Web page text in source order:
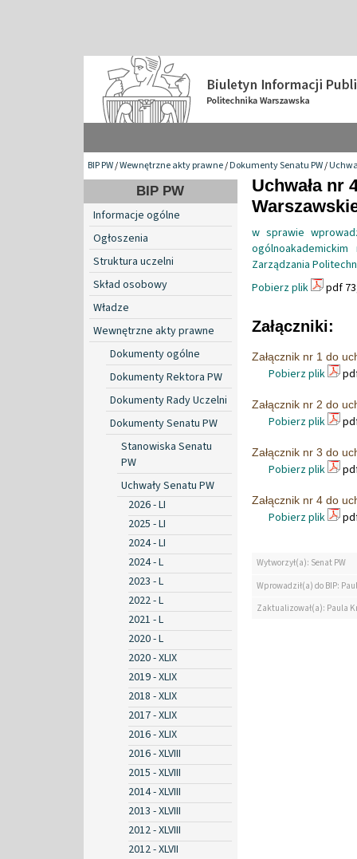
BIP PW/Wewnętrzne akty prawne/Dokumenty Senatu PW/
BIP PW
Informacje ogólne
Ogłoszenia
Struktura uczelni
Skład osobowy
Władze
Wewnętrzne akty prawne
Dokumenty ogólne
Dokumenty Rektora PW
Dokumenty Rady Uczelni
Dokumenty Senatu PW
Stanowiska Senatu
PW
Uchwały Senatu PW
2026 - LI
2025 - LI
2024 - LI
2024 - L
2023 - L
2022 - L
2021 - L
2020 - L
2020 - XLIX
2019 - XLIX
2018 - XLIX
2017 - XLIX
2016 - XLIX
2016 - XLVIII
2015 - XLVIII
2014 - XLVIII
2013 - XLVIII
2012 - XLVIII
2012 - XLVII
Uchwała nr
w sprawie
Zarządzania
Pobierz plik
pdf
Załączniki:
Załącznik nr 1 do
Pobierz plik
Załącznik nr 2 do
Pobierz plik
Załącznik nr 3 do
Pobierz plik
Załącznik nr 4 do
Pobierz plik
Wytworzył(a): Senat PW
Wprowadził(a) do BIP:
Zaktualizował(a): Paula